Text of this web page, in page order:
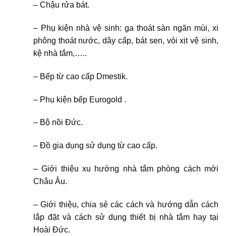
– Chậu rửa bát.
– Phụ kiện nhà vệ sinh: ga thoát sàn ngăn mùi, xi
phông thoát nước, dây cấp, bát sen, vòi xịt vệ sinh,
kệ nhà tắm,…..
– Bếp từ cao cấp Dmestik.
– Phụ kiện bếp Eurogold .
– Bộ nồi Đức.
– Đồ gia dụng sử dụng từ cao cấp.
– Giới thiệu xu hướng nhà tắm phòng cách mới
Châu Âu.
– Giới thiệu, chia sẻ các cách và hướng dẫn cách
lắp đặt và cách sử dụng thiết bị nhà tắm hay tại
Hoài Đức.